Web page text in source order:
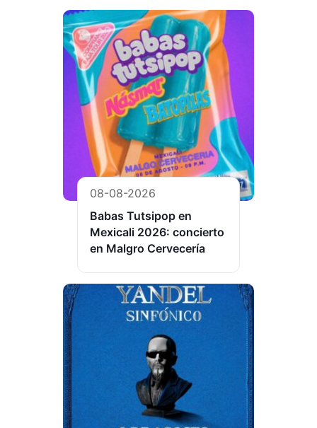
08-08-2026
Babas Tutsipop en
Mexicali 2026: concierto
en Malgro Cervecería